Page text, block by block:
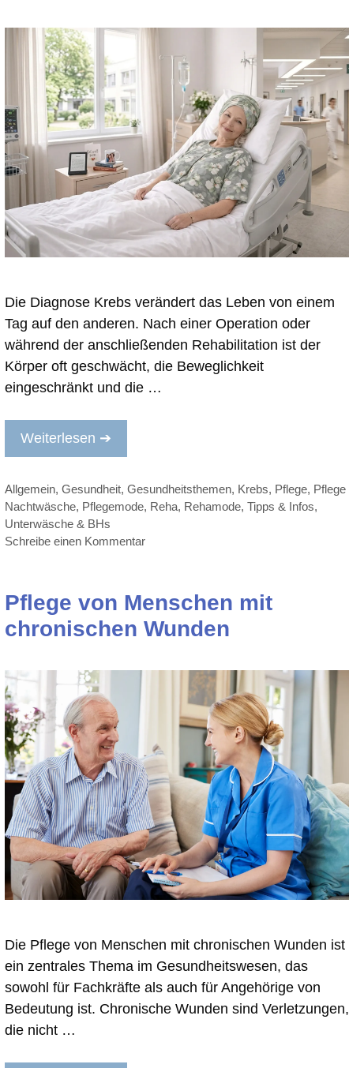
Die Diagnose Krebs verändert das Leben von einem
Tag auf den anderen. Nach einer Operation oder
während der anschließenden Rehabilitation ist der
Körper oft geschwächt, die Beweglichkeit
eingeschränkt und die …
Weiterlesen ➔
Kategorien
Allgemein,Gesundheit,Gesundheitsthemen, Krebs, Pflege, Pflege
Nachtwäsche, Pflegemode, Reha, Rehamode,Tipps & Infos,
Unterwäsche & BHs
Schreibe einen Kommentar
Pflege von Menschen mit
chronischen Wunden
Die Pflege von Menschen mit chronischen Wunden ist
ein zentrales Thema im Gesundheitswesen, das
sowohl für Fachkräfte als auch für Angehörige von
Bedeutung ist. Chronische Wunden sind Verletzungen,
die nicht …